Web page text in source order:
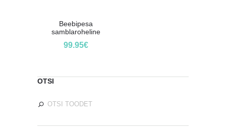
Beebipesa
samblaroheline
99.95€
OTSI